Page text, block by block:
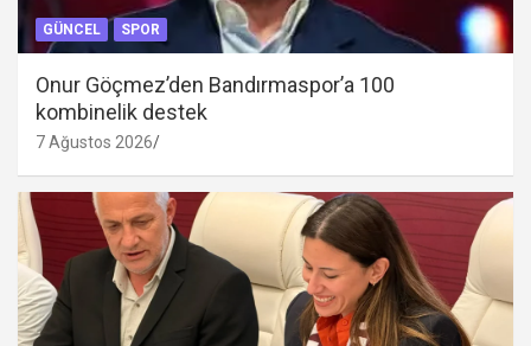
GÜNCEL SPOR
Onur Göçmez’den Bandırmaspor’a 100
kombinelik destek
7 Ağustos 2026